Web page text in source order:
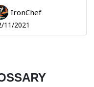
IronChef
11/2021